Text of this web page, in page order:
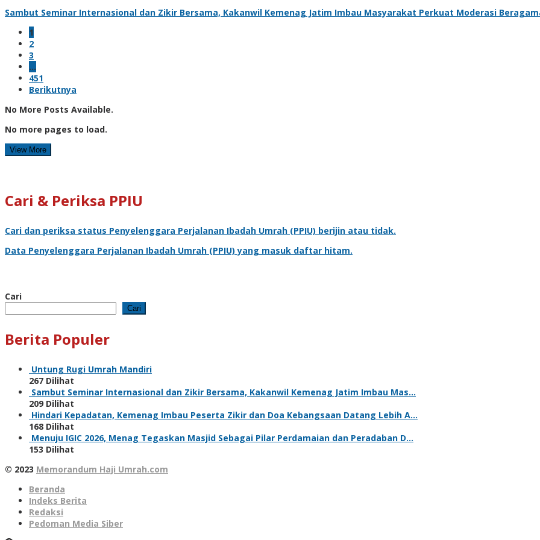
Sambut Seminar Internasional dan Zikir Bersama, Kakanwil Kemenag Jatim Imbau Masyarakat Perkuat Moderasi
1
2
3
…
451
Berikutnya
No More Posts Available.
No more pages to load.
View More
Cari & Periksa PPIU
Cari dan periksa status Penyelenggara Perjalanan Ibadah Umrah (PPIU) berijin atau tidak.
Data Penyelenggara Perjalanan Ibadah Umrah (PPIU) yang masuk daftar hitam.
Cari
Cari
Berita Populer
Untung Rugi Umrah Mandiri
267 Dilihat
Sambut Seminar Internasional dan Zikir Bersama, Kakanwil Kemenag Jatim Imbau Mas…
209 Dilihat
Hindari Kepadatan, Kemenag Imbau Peserta Zikir dan Doa Kebangsaan Datang Lebih A…
168 Dilihat
Menuju IGIC 2026, Menag Tegaskan Masjid Sebagai Pilar Perdamaian dan Peradaban D…
153 Dilihat
© 2023 Memorandum Haji Umrah.com
Beranda
Indeks Berita
Redaksi
Pedoman Media Siber